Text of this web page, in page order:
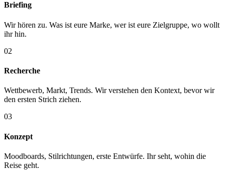
Briefing
Wir hören zu. Was ist eure Marke, wer ist eure Zielgruppe, wo wollt
ihr hin.
02
Recherche
Wettbewerb, Markt, Trends. Wir verstehen den Kontext, bevor wir
den ersten Strich ziehen.
03
Konzept
Moodboards, Stilrichtungen, erste Entwürfe. Ihr seht, wohin die
Reise geht.